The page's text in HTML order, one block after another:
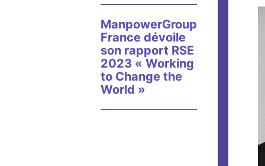
ManpowerGroup
France dévoile
son rapport RSE
2023 « Working
to Change the
World »